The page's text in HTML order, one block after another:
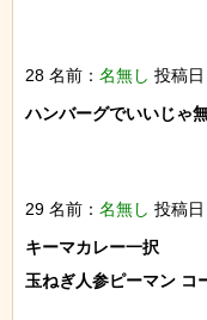
28 名前： 名無し 投稿
ハンバーグでいいじゃ
29 名前： 名無し 投稿
キーマカレー一択
玉ねぎ人参ピーマン コ